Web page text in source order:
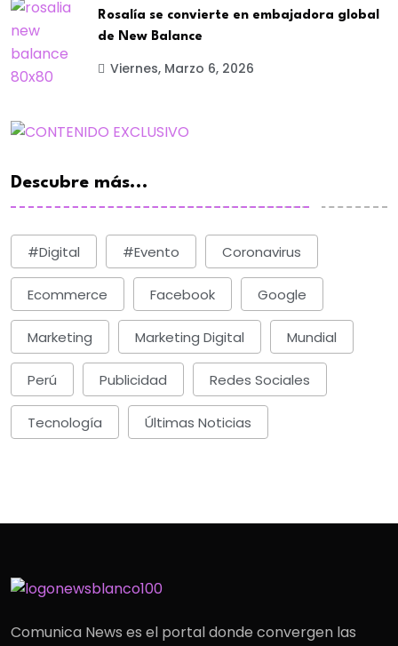
Rosalía se convierte en embajadora global
de New Balance
Viernes, Marzo 6, 2026
Descubre más...
#digital #evento Coronavirus
Ecommerce Facebook Google
Marketing Marketing Digital Mundial
Perú Publicidad Redes Sociales
Tecnología Últimas Noticias
Comunica News es el portal donde convergen las